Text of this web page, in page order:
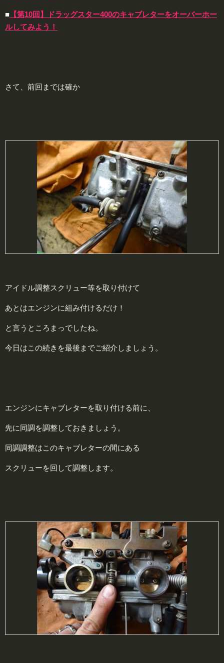
■ 【第10回】ドラッグスター400のキャブレターをオーバーホー
ルしてみよう！
さて、前回までは確か
アイドル調整スクリュー等を取り付けて
あとはエンジンに組み付けるだけ！
と言うところまっでしたね。
今日はこの続きを最後までご紹介しましょう。
エンジンにキャブレターを取り付ける前に、
先に同調を調整しておきましょう。
同調調整はこのキャブレターの間にある
スクリューを回して調整します。